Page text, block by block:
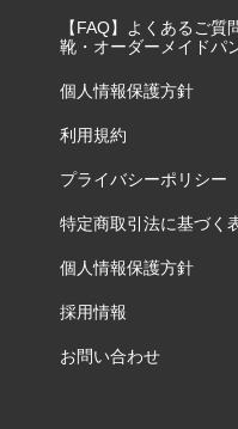
【FAQ】よくあるご
靴・オーダーメイドパ
個人情報保護方針
利用規約
プライバシーポリシー
特定商取引法に基づく
個人情報保護方針
採用情報
お問い合わせ